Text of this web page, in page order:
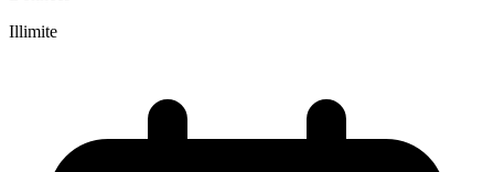
Illimite